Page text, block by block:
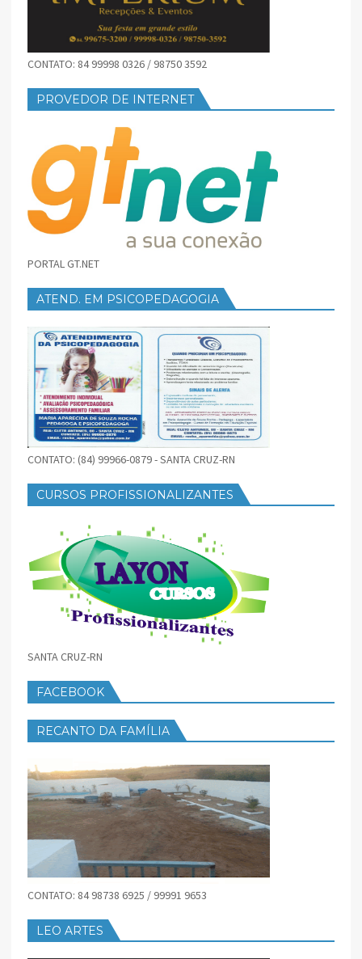
CONTATO: 84 99998 0326 / 98750 3592
PROVEDOR DE INTERNET
PORTAL GT.NET
ATEND. EM PSICOPEDAGOGIA
CONTATO: (84) 99966-0879 - SANTA CRUZ-RN
CURSOS PROFISSIONALIZANTES
SANTA CRUZ-RN
FACEBOOK
RECANTO DA FAMÍLIA
CONTATO: 84 98738 6925 / 99991 9653
LEO ARTES